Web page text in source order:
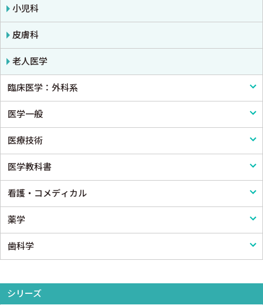
小児科
皮膚科
老人医学
臨床医学：外科系
外科学一般
脳神経外科
心臓・血管外科
消化器外科
小児外科
形成外科
スポーツ医学
医学一般
医学一般・医学概論
医療制度
病院管理
医療統計
論文・医学情報
医療技術
リハビリテーション技術
鍼灸・柔道整復
医学教科書
医学教科書
看護・コメディカル
看護
看護教科書
薬学
薬学
歯科学
シリーズ